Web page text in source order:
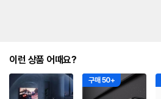
이런 상품 어때요?
구매 50+